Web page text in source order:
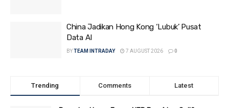
China Jadikan Hong Kong ‘Lubuk’ Pusat
Data AI
BYTEAM INTRADAY 7 AUGUST 2026 0
Trending Comments Latest